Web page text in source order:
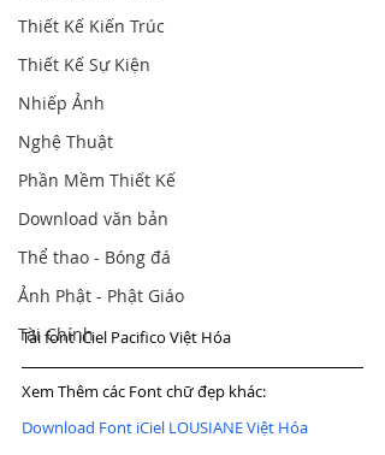
Thiết Kế Kiến Trúc
Thiết Kế Sự Kiện
Nhiếp Ảnh
Nghệ Thuật
Phần Mềm Thiết Kế
Download văn bản
Thể thao - Bóng đá
Ảnh Phật - Phật Giáo
Tài Chính
Tải font iCiel Pacifico Việt Hóa
Xem Thêm các Font chữ đẹp khác:
Download Font iCiel LOUSIANE Việt Hóa